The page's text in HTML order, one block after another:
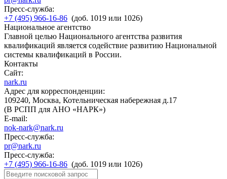
Пресс-служба:
+7 (495) 966-16-86 (доб. 1019 или 1026)
Национальное агентство
Главной целью Национального агентства развития
квалификаций является содействие развитию Национальной
системы квалификаций в России.
Контакты
Сайт:
nark.ru
Адрес для корреспонденции:
109240, Москва, Котельническая набережная д.17
(В РСПП для АНО «НАРК»)
E-mail:
nok-nark@nark.ru
Пресс-служба:
pr@nark.ru
Пресс-служба:
+7 (495) 966-16-86 (доб. 1019 или 1026)